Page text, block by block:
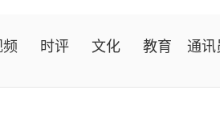
频 时评 文化 教育 通讯